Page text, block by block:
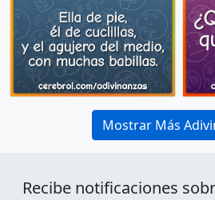
Mostrar Más
Recibe notificaciones